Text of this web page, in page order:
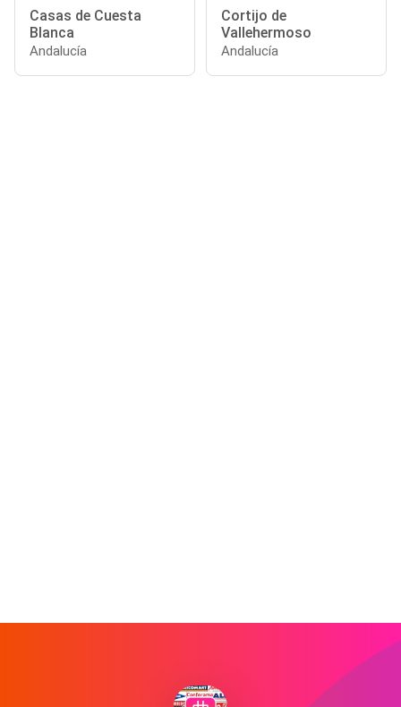
Casas de Cuesta
Blanca
Andalucía
Cortijo de
Vallehermoso
Andalucía